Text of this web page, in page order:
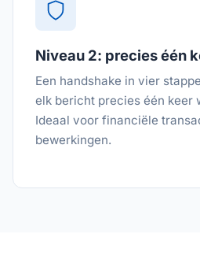
Niveau 2: precies één
Een handshake in vier
elk bericht precies één keer
Ideaal voor financiële
bewerkingen.